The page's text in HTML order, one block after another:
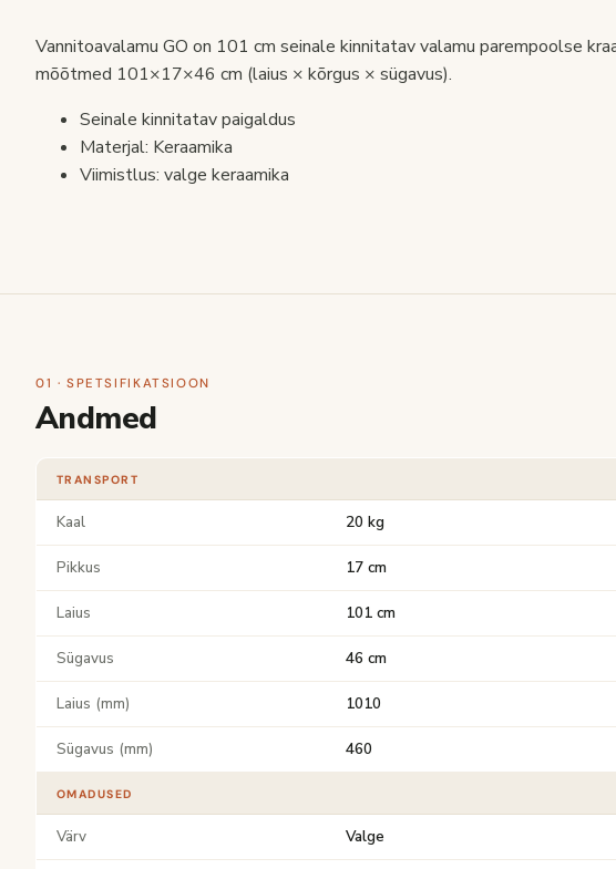
Vannitoavalamu GO on 101 cm seinale kinnitatav valamu parempoolse
mõõtmed 101×17×46 cm (laius × kõrgus × sügavus).
Seinale kinnitatav paigaldus
Materjal: Keraamika
Viimistlus: valge keraamika
01 · SPETSIFIKATSIOON
Andmed
TRANSPORT
Kaal 20 kg
Pikkus 17 cm
Laius 101 cm
Sügavus 46 cm
Laius (mm) 1010
Sügavus (mm) 460
OMADUSED
Värv Valge